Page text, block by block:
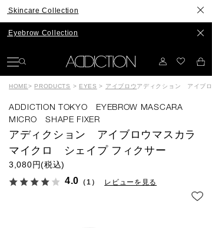
Collection
Collection
HOME> PRODUCTS > EYES > アイブロウアディクション アイブ
ADDICTION TOKYO EYEBROW MASCARA
MICRO SHAPE FIXER
アディクション アイブロウマスカラ
マイクロ シェイプ フィクサー
3,080円(税込)
4.0 （1） レビューを見る